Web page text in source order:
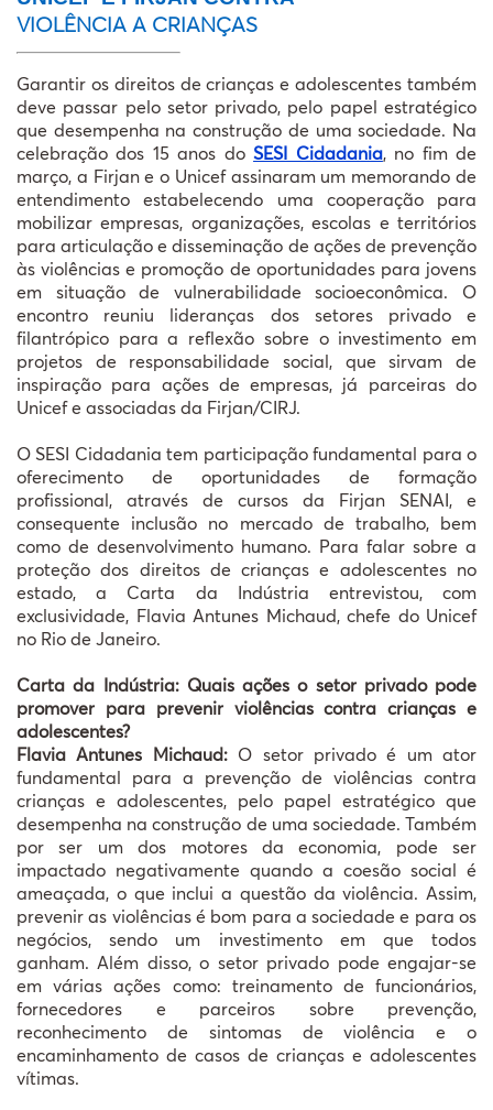
VIOLÊNCIA A CRIANÇAS
Garantir os direitos de crianças e adolescentes também
deve passar pelo setor privado, pelo papel estratégico
que desempenha na construção de uma sociedade. Na
celebração dos 15 anos doSESI Cidadania, no fim de
março, a Firjan e o Unicef assinaram um memorando de
entendimento estabelecendo uma cooperação para
mobilizar empresas, organizações, escolas e territórios
para articulação e disseminação de ações de prevenção
às violências e promoção de oportunidades para jovens
em situação de vulnerabilidade socioeconômica. O
encontro reuniu lideranças dos setores privado e
filantrópico para a reflexão sobre o investimento em
projetos de responsabilidade social, que sirvam de
inspiração para ações de empresas, já parceiras do
Unicef e associadas da Firjan/CIRJ.
O SESI Cidadania tem participação fundamental para o
oferecimento de oportunidades de formação
profissional, através de cursos da Firjan SENAI, e
consequente inclusão no mercado de trabalho, bem
como de desenvolvimento humano. Para falar sobre a
proteção dos direitos de crianças e adolescentes no
estado, a Carta da Indústria entrevistou, com
exclusividade, Flavia Antunes Michaud, chefe do Unicef
no Rio de Janeiro.
Carta da Indústria: Quais ações o setor privado pode
promover para prevenir violências contra crianças e
adolescentes?
Flavia Antunes Michaud: O setor privado é um ator
fundamental para a prevenção de violências contra
crianças e adolescentes, pelo papel estratégico que
desempenha na construção de uma sociedade. Também
por ser um dos motores da economia, pode ser
impactado negativamente quando a coesão social é
ameaçada, o que inclui a questão da violência. Assim,
prevenir as violências é bom para a sociedade e para os
negócios, sendo um investimento em que todos
ganham. Além disso, o setor privado pode engajar-se
em várias ações como: treinamento de funcionários,
fornecedores e parceiros sobre prevenção,
reconhecimento de sintomas de violência e o
encaminhamento de casos de crianças e adolescentes
vítimas.